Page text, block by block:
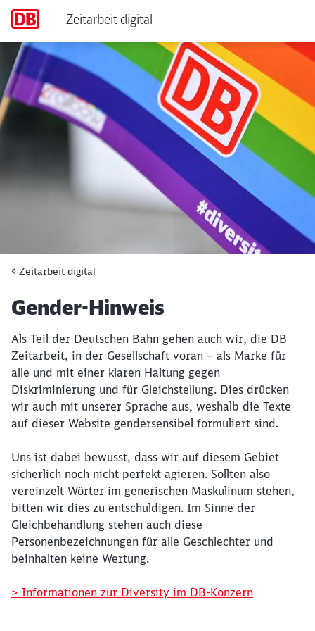
Gender-Hinweis
Zeitarbeit digital
Zeitarbeit digital
Artikel:
Gender-Hinweis
Als Teil der Deutschen Bahn gehen auch wir, die DB
Zeitarbeit, in der Gesellschaft voran – als Marke für
alle und mit einer klaren Haltung gegen
Diskriminierung und für Gleichstellung. Dies drücken
wir auch mit unserer Sprache aus, weshalb die Texte
auf dieser Website gendersensibel formuliert sind.
Uns ist dabei bewusst, dass wir auf diesem Gebiet
sicherlich noch nicht perfekt agieren. Sollten also
vereinzelt Wörter im generischen Maskulinum stehen,
bitten wir dies zu entschuldigen. Im Sinne der
Gleichbehandlung stehen auch diese
Personenbezeichnungen für alle Geschlechter und
beinhalten keine Wertung.
> Informationen zur Diversity im DB-Konzern
Schließen
Möchten Sie zuweitergeleitet
werden?
Abbrechen Weiter